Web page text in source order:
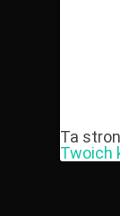
Ta
Twoich